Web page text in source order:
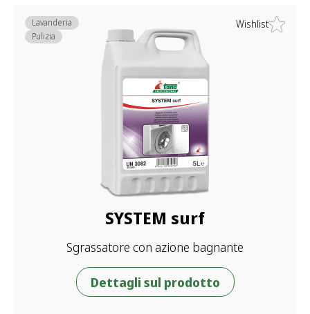
Wishlist
SYSTEM surf
Sgrassatore con azione bagnante
Lavanderia
Pulizia
Dettagli sul prodotto